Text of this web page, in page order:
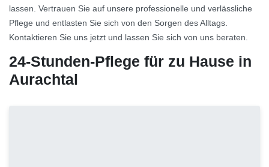
lassen. Vertrauen Sie auf unsere professionelle und verlässliche
Pflege und entlasten Sie sich von den Sorgen des Alltags.
Kontaktieren Sie uns jetzt und lassen Sie sich von uns beraten.
24-Stunden-Pflege für zu Hause in
Aurachtal